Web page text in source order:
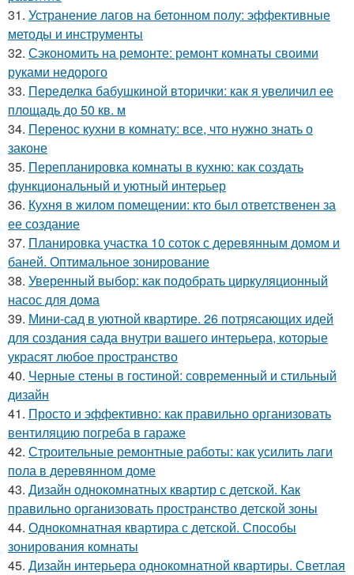
31. Устранение лагов на бетонном полу: эффективные
методы и инструменты
32. Сэкономить на ремонте: ремонт комнаты своими
руками недорого
33. Переделка бабушкиной вторички: как я увеличил ее
площадь до 50 кв. м
34. Перенос кухни в комнату: все, что нужно знать о
законе
35. Перепланировка комнаты в кухню: как создать
функциональный и уютный интерьер
36. Кухня в жилом помещении: кто был ответственен за
ее создание
37. Планировка участка 10 соток с деревянным домом и
баней. Оптимальное зонирование
38. Уверенный выбор: как подобрать циркуляционный
насос для дома
39. Мини-сад в уютной квартире. 26 потрясающих идей
для создания сада внутри вашего интерьера, которые
украсят любое пространство
40. Черные стены в гостиной: современный и стильный
дизайн
41. Просто и эффективно: как правильно организовать
вентиляцию погреба в гараже
42. Строительные ремонтные работы: как усилить лаги
пола в деревянном доме
43. Дизайн однокомнатных квартир с детской. Как
правильно организовать пространство детской зоны
44. Однокомнатная квартира с детской. Способы
зонирования комнаты
45. Дизайн интерьера однокомнатной квартиры. Светлая